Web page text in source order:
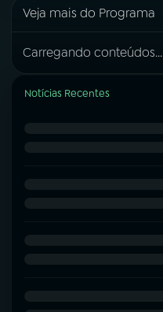
Veja mais do Programa
Carregando conteúdos...
Notícias Recentes